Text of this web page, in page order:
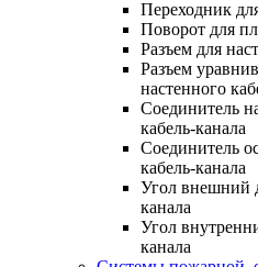
Переходник
Поворот для
Разъем для
Разъем
настенного
Соединитель
кабель-канала
Соединитель
кабель-канала
Угол внешний
канала
Угол
канала